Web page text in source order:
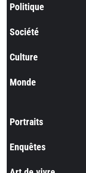
Politique
Société
Culture
Monde
Portraits
Enquêtes